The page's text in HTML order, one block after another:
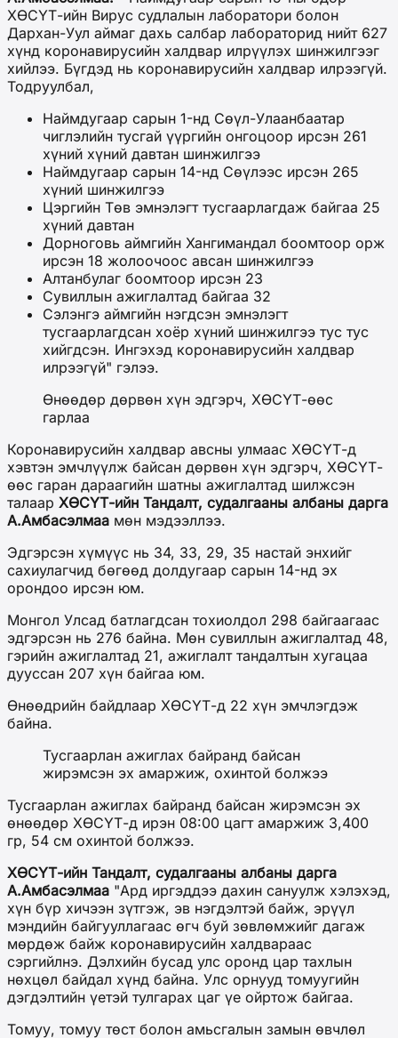
ХӨСҮТ-ийн Вирус судлалын лаборатори болон
Дархан-Уул аймаг дахь салбар лабораторид нийт 627
хүнд коронавирусийн халдвар илрүүлэх шинжилгээг
хийлээ. Бүгдэд нь коронавирусийн халдвар илрээгүй.
Тодруулбал,
Наймдугаар сарын 1-нд Сөүл-Улаанбаатар
чиглэлийн тусгай үүргийн онгоцоор ирсэн 261
хүний хүний давтан шинжилгээ
Наймдугаар сарын 14-нд Сөүлээс ирсэн 265
хүний шинжилгээ
Цэргийн Төв эмнэлэгт тусгаарлагдаж байгаа 25
хүний давтан
Дорноговь аймгийн Хангимандал боомтоор орж
ирсэн 18 жолоочоос авсан шинжилгээ
Алтанбулаг боомтоор ирсэн 23
Сувиллын ажиглалтад байгаа 32
Сэлэнгэ аймгийн нэгдсэн эмнэлэгт
тусгаарлагдсан хоёр хүний шинжилгээ тус тус
хийгдсэн. Ингэхэд коронавирусийн халдвар
илрээгүй" гэлээ.
Өнөөдөр дөрвөн хүн эдгэрч, ХӨСҮТ-өөс
гарлаа
Коронавирусийн халдвар авсны улмаас ХӨСҮТ-д
хэвтэн эмчлүүлж байсан дөрвөн хүн эдгэрч, ХӨСҮТ-
өөс гаран дараагийн шатны ажиглалтад шилжсэн
талаар ХӨСҮТ-ийн Тандалт, судалгааны албаны дарга
А.Амбасэлмаа мөн мэдээллээ.
Эдгэрсэн хүмүүс нь 34, 33, 29, 35 настай энхийг
сахиулагчид бөгөөд долдугаар сарын 14-нд эх
орондоо ирсэн юм.
Монгол Улсад батлагдсан тохиолдол 298 байгаагаас
эдгэрсэн нь 276 байна. Мөн сувиллын ажиглалтад 48,
гэрийн ажиглалтад 21, ажиглалт тандалтын хугацаа
дууссан 207 хүн байгаа юм.
Өнөөдрийн байдлаар ХӨСҮТ-д 22 хүн эмчлэгдэж
байна.
Тусгаарлан ажиглах байранд байсан
жирэмсэн эх амаржиж, охинтой болжээ
Тусгаарлан ажиглах байранд байсан жирэмсэн эх
өнөөдөр ХӨСҮТ-д ирэн 08:00 цагт амаржиж 3,400
гр, 54 см охинтой болжээ.
ХӨСҮТ-ийн Тандалт, судалгааны албаны дарга
А.Амбасэлмаа "Ард иргэддээ дахин сануулж хэлэхэд,
хүн бүр хичээн зүтгэж, эв нэгдэлтэй байж, эрүүл
мэндийн байгууллагаас өгч буй зөвлөмжийг дагаж
мөрдөж байж коронавирусийн халдвараас
сэргийлнэ. Дэлхийн бусад улс оронд цар тахлын
нөхцөл байдал хүнд байна. Улс орнууд томуугийн
дэгдэлтийн үетэй тулгарах цаг үе ойртож байгаа.
Томуу, томуу төст болон амьсгалын замын өвчлөл